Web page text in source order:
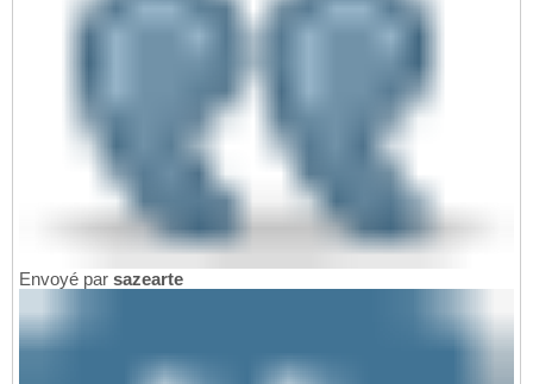
Envoyé par sazearte